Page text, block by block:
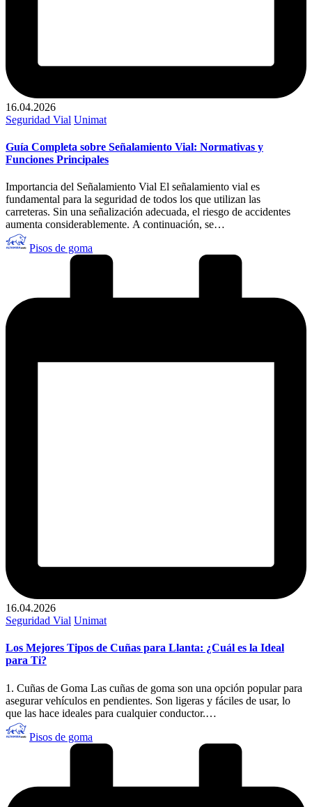
16.04.2026
Publicado
Seguridad Vial Unimat
Guía Completa sobre Señalamiento Vial: Normativas y
Funciones Principales
Importancia del Señalamiento Vial El señalamiento vial es
fundamental para la seguridad de todos los que utilizan las
carreteras. Sin una señalización adecuada, el riesgo de accidentes
aumenta considerablemente. A continuación, se…
Publicado
por
Pisos de goma
16.04.2026
Publicado
Seguridad Vial Unimat
Los Mejores Tipos de Cuñas para Llanta: ¿Cuál es la Ideal
para Ti?
1. Cuñas de Goma Las cuñas de goma son una opción popular para
asegurar vehículos en pendientes. Son ligeras y fáciles de usar, lo
que las hace ideales para cualquier conductor.…
Publicado
por
Pisos de goma